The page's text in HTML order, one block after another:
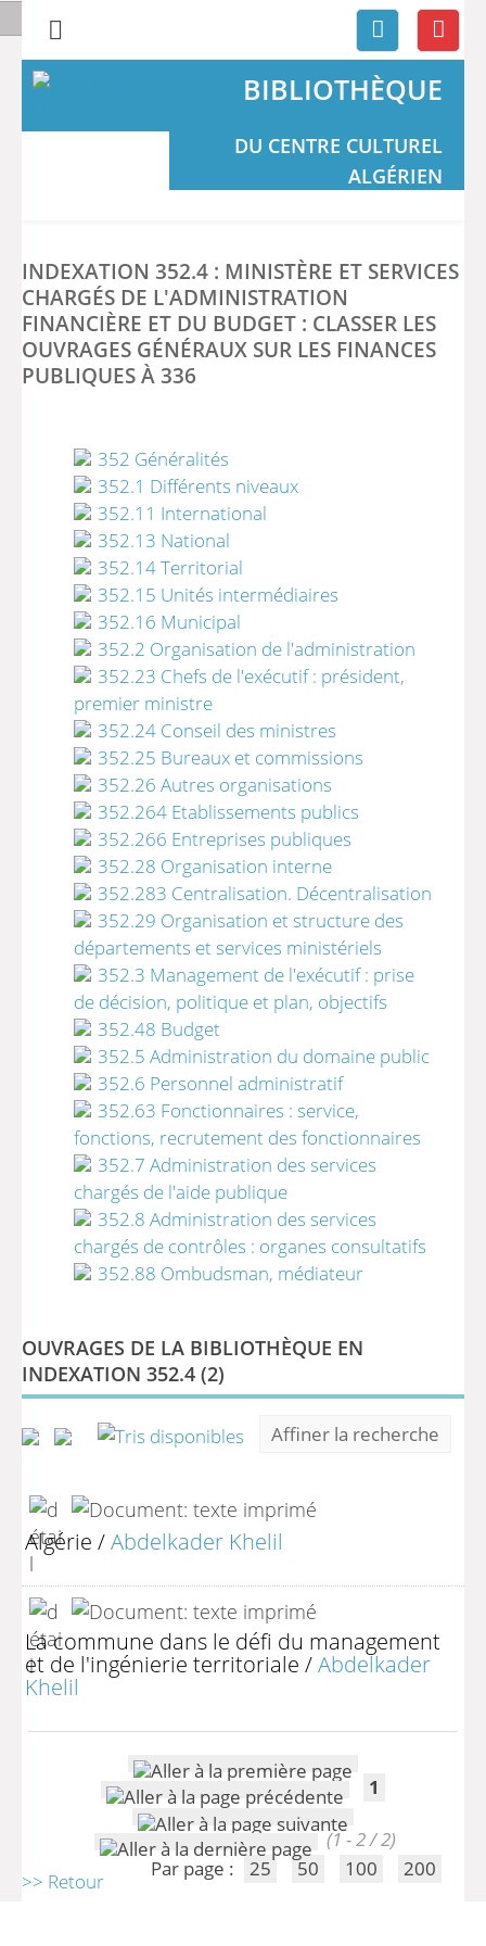
BIBLIOTHÈQUE
DU CENTRE CULTUREL
ALGÉRIEN
INDEXATION 352.4 : MINISTÈRE ET SERVICES
CHARGÉS DE L'ADMINISTRATION
FINANCIÈRE ET DU BUDGET : CLASSER LES
OUVRAGES GÉNÉRAUX SUR LES FINANCES
PUBLIQUES À 336
352 Généralités
352.1 Différents niveaux
352.11 International
352.13 National
352.14 Territorial
352.15 Unités intermédiaires
352.16 Municipal
352.2 Organisation de l'administration
352.23 Chefs de l'exécutif : président,
premier ministre
352.24 Conseil des ministres
352.25 Bureaux et commissions
352.26 Autres organisations
352.264 Etablissements publics
352.266 Entreprises publiques
352.28 Organisation interne
352.283 Centralisation. Décentralisation
352.29 Organisation et structure des
départements et services ministériels
352.3 Management de l'exécutif : prise
de décision, politique et plan, objectifs
352.48 Budget
352.5 Administration du domaine public
352.6 Personnel administratif
352.63 Fonctionnaires : service,
fonctions, recrutement des fonctionnaires
352.7 Administration des services
chargés de l'aide publique
352.8 Administration des services
chargés de contrôles : organes consultatifs
352.88 Ombudsman, médiateur
OUVRAGES DE LA BIBLIOTHÈQUE EN
INDEXATION 352.4 (2)
Affiner la recherche
Algérie /Abdelkader Khelil
La commune dans le défi du management
et de l'ingénierie territoriale /Abdelkader
Khelil
1
(1 - 2 / 2)
Par page :
25 50 100 200
>> Retour